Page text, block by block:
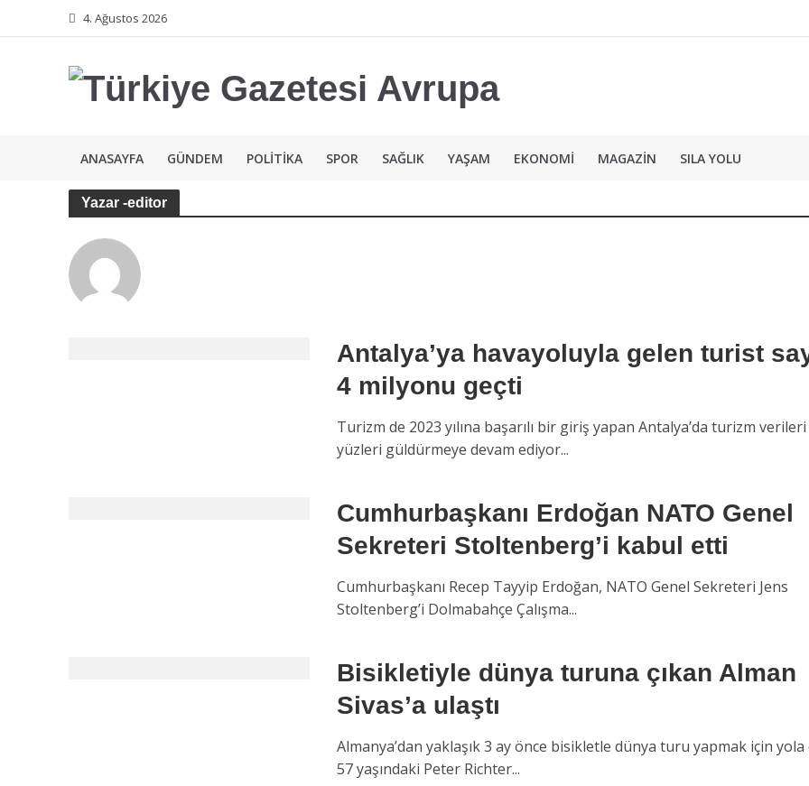
4. Ağustos 2026
ANASAYFA GÜNDEM POLİTİKA SPOR SAĞLIK YAŞAM EKONOMİ MAGAZİN SILA YOLU
Yazar -editor
Antalya’ya havayoluyla gelen turist
4 milyonu geçti
Turizm de 2023 yılına başarılı bir giriş yapan Antalya’da turizm verileri
yüzleri güldürmeye devam ediyor...
Cumhurbaşkanı Erdoğan NATO Genel
Sekreteri Stoltenberg’i kabul etti
Cumhurbaşkanı Recep Tayyip Erdoğan, NATO Genel Sekreteri Jens
Stoltenberg’i Dolmabahçe Çalışma...
Bisikletiyle dünya turuna çıkan Alman
Sivas’a ulaştı
Almanya’dan yaklaşık 3 ay önce bisikletle dünya turu yapmak için yola
57 yaşındaki Peter Richter...